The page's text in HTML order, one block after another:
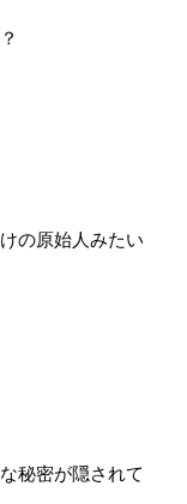
の原始人みたい
秘密が隠されて